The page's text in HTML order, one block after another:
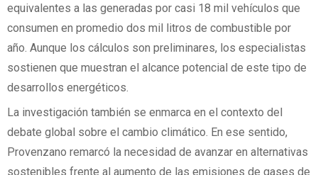
equivalentes a las generadas por casi 18 mil vehículos que
consumen en promedio dos mil litros de combustible por
año. Aunque los cálculos son preliminares, los especialistas
sostienen que muestran el alcance potencial de este tipo de
desarrollos energéticos.
La investigación también se enmarca en el contexto del
debate global sobre el cambio climático. En ese sentido,
Provenzano remarcó la necesidad de avanzar en alternativas
sostenibles frente al aumento de las emisiones de gases de